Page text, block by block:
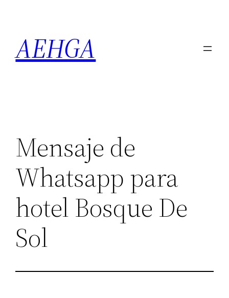
contenido
AEHGA
Mensaje de
Whatsapp para
hotel Bosque De
Sol